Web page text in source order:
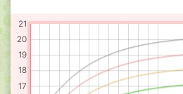
17
18
19
20
21